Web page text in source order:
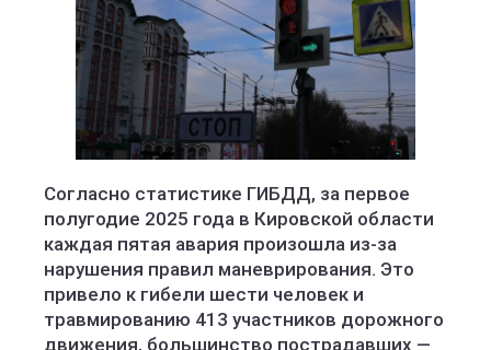
Согласно статистике ГИБДД, за первое
полугодие 2025 года в Кировской области
каждая пятая авария произошла из-за
нарушения правил маневрирования. Это
привело к гибели шести человек и
травмированию 413 участников дорожного
движения, большинство пострадавших —